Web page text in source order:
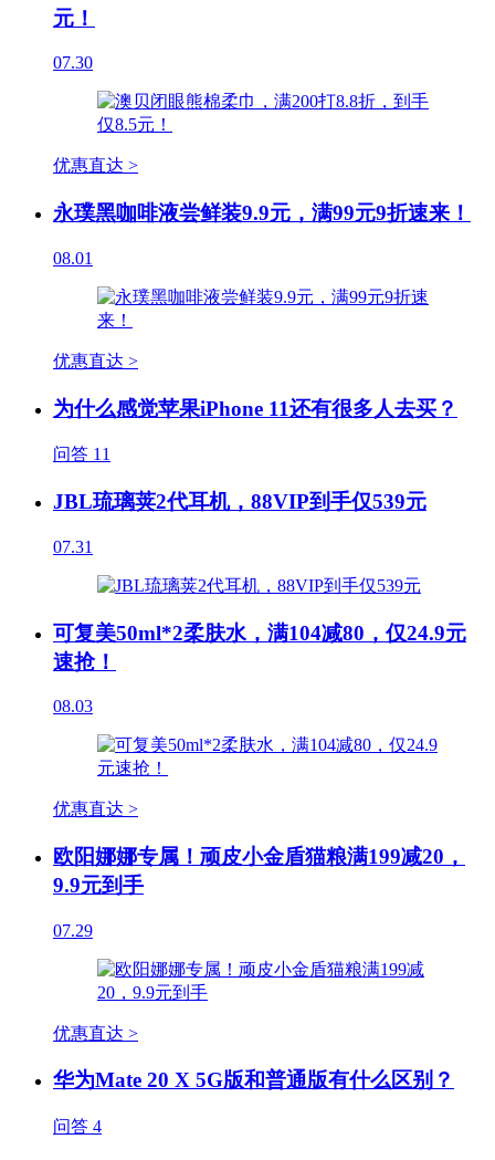
元！
07.30
优惠直达 >
永璞黑咖啡液尝鲜装9.9元，满99元9折速来！
08.01
优惠直达 >
为什么感觉苹果iPhone 11还有很多人去买？
问答 11
JBL琉璃荚2代耳机，88VIP到手仅539元
07.31
可复美50ml*2柔肤水，满104减80，仅24.9元
速抢！
08.03
优惠直达 >
欧阳娜娜专属！顽皮小金盾猫粮满199减20，
9.9元到手
07.29
优惠直达 >
华为Mate 20 X 5G版和普通版有什么区别？
问答 4